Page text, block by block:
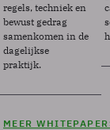
regels, techniek en
bewust gedrag
samenkomen in de
dagelijkse
praktijk.
MEER